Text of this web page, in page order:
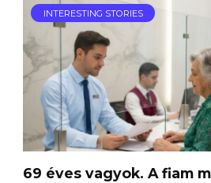
INTERESTING STORIES
69 éves vagyok. A fiam